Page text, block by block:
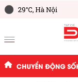
29°C,Hà Nội
CHUYỂN ĐỘNG SỐ